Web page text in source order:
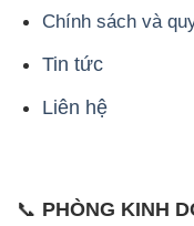
Chính sách và
Tin tức
Liên hệ
📞 PHÒNG KINH